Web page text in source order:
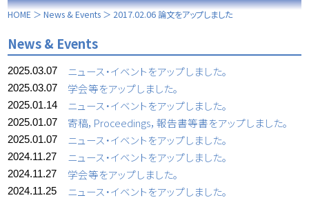
HOME ＞News & Events ＞ 2017.02.06 論文をアップしました
News & Events
2025.03.07 ニュース・イベントをアップしました。
2025.03.07 学会等をアップしました。
2025.01.14 ニュース・イベントをアップしました。
2025.01.07 寄稿，Proceedings，報告書等書をアップしました。
2025.01.07 ニュース・イベントをアップしました。
2024.11.27 ニュース・イベントをアップしました。
2024.11.27 学会等をアップしました。
2024.11.25 ニュース・イベントをアップしました。